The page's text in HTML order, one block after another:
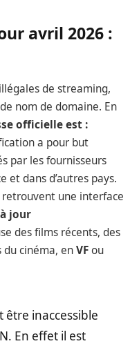
avril 2026 :
de streaming,
nom de domaine. En
officielle est :
a pour but
par les fournisseurs
et dans d’autres pays.
retrouvent une interface
jour
des films récents, des
du cinéma, enVFou
être inaccessible
En effet il est